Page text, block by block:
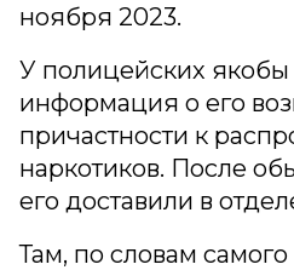
ноября 2023.
У полицейских
информация о его
причастности к
наркотиков. После
его доставили в
Там, по словам